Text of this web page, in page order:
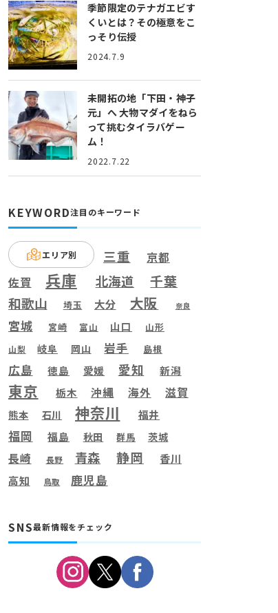
季節限定のテナガエビす
くいとは？ その極意をこ
っそり伝授
2024.7.9
未開拓の地「下田・神子
元」へ大物マダイをねら
って挑むタイラバゲー
ム！
2022.7.22
KEYWORD注目のキーワード
エリア別 三重 京都
佐賀 兵庫 北海道 千葉
和歌山 埼玉 大分 大阪 奈良
宮城 宮崎 富山 山口 山形
山梨 岐阜 岡山 岩手 島根
広島 徳島 愛媛 愛知 新潟
東京 栃木 沖縄 海外 滋賀
熊本 石川 神奈川 福井
福岡 福島 秋田 群馬 茨城
長崎 長野 青森 静岡 香川
高知 鳥取 鹿児島
SNS最新情報をチェック